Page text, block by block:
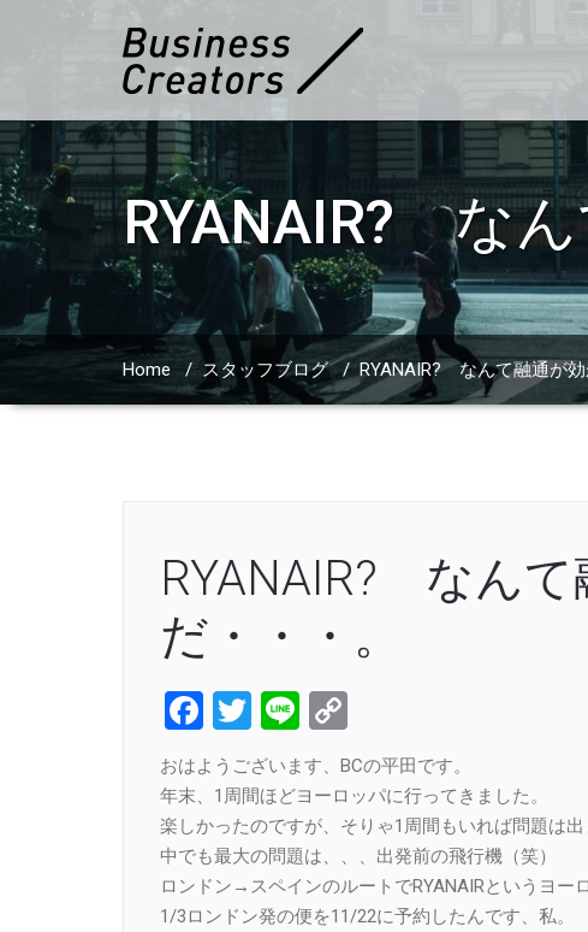
RYANAIR? な
Home / スタッフブログ/RYANAIR? なんて融通が
RYANAIR? なん
だ・・・。
Facebook
Twitter
Line
Link
おはようございます、BCの平田です。
年末、1周間ほどヨーロッパに行ってきました。
楽しかったのですが、そりゃ1周間もいれば問題は出
中でも最大の問題は、、、出発前の飛行機（笑）
ロンドン→スペインのルートでRYANAIRというヨー
1/3ロンドン発の便を11/22に予約したんです、私。